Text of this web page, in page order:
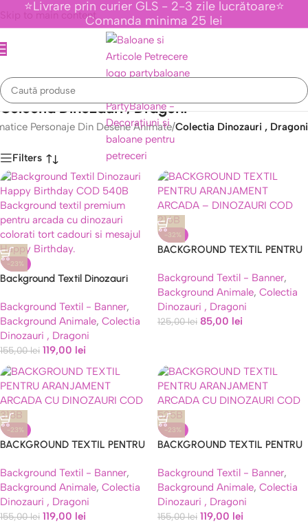
Skip to main content
⭐Livrare prin curier GLS - 2-3 zile lucrătoare⭐
Comanda minima 25 lei
Colectia Dinozauri , Dragoni
Personaje Din Desene Animate/Colectia Dinozauri , Dragoni
Caută
Filters
-23%
Background Textil Dinozauri
Background Textil - Banner,
Background Animale, Colectia
Dinozauri , Dragoni
155,00lei 119,00 lei
-32%
BACKGROUND TEXTIL PENTRU
DINOZAURI COD 216B
Background Textil - Banner,
Background Animale, Colectia
Dinozauri , Dragoni
125,00lei 85,00 lei
-23%
BACKGROUND TEXTIL PENTRU
DINOZAURI COD 318B
Background Textil - Banner,
Background Animale, Colectia
Dinozauri , Dragoni
155,00lei 119,00 lei
-23%
BACKGROUND TEXTIL PENTRU
DINOZAURI COD 525B
Background Textil - Banner,
Background Animale, Colectia
Dinozauri , Dragoni
155,00lei 119,00 lei